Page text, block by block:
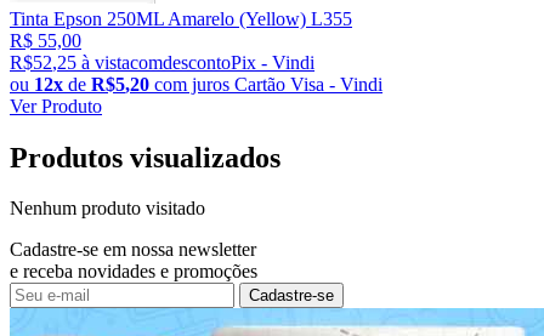
Tinta Epson 250ML Amarelo (Yellow) L355
R$ 55,00
R$52,25 à vistacomdescontoPix - Vindi
ou 12x de R$5,20 com juros Cartão Visa - Vindi
Ver Produto
Produtos visualizados
Nenhum produto visitado
Cadastre-se em nossa newsletter
e receba novidades e promoções
Cadastre-se